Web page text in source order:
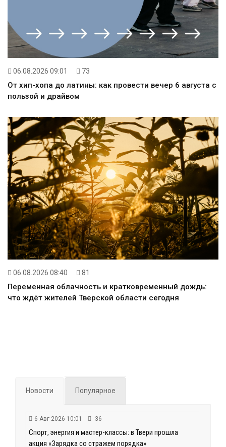
06.08.2026 09:01 73
От хип-хопа до латины: как провести вечер 6 августа с
пользой и драйвом
06.08.2026 08:40 81
Переменная облачность и кратковременный дождь:
что ждёт жителей Тверской области сегодня
Новости Популярное
6 Авг 2026 10:01 36
Спорт, энергия и мастер-классы: в Твери прошла
акция «Зарядка со стражем порядка»